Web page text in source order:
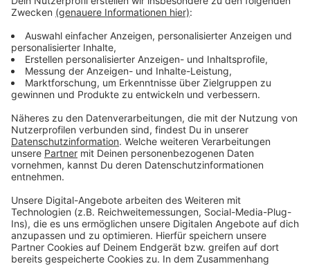
Anzeige
Weitere Meldungen aus Leverkusen
Anzeige
Weihnachtsverkehr in Leverkusen
Urteil im Leverkusener Clan-Prozess erwartet
geöffnet